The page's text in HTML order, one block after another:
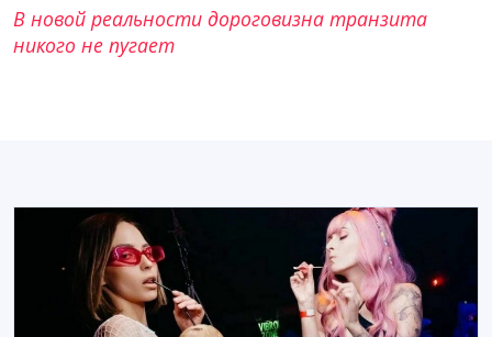
В новой реальности дороговизна транзита
никого не пугает